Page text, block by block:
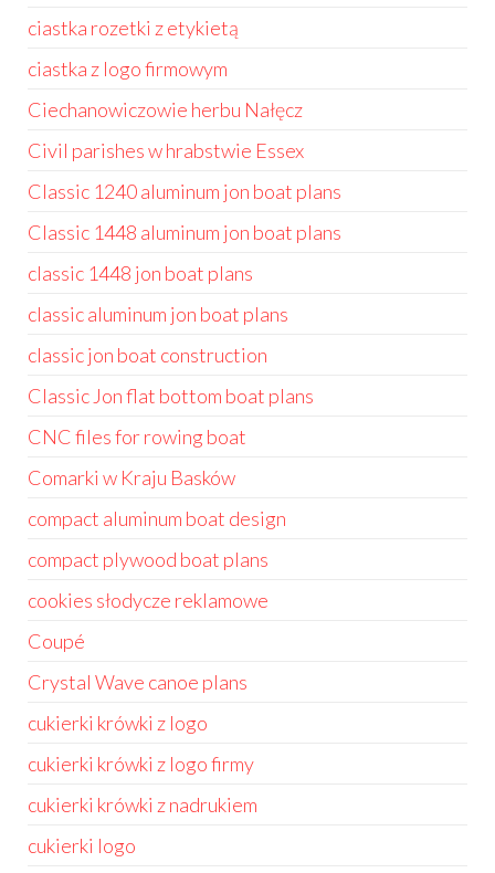
ciastka rozetki z etykietą
ciastka z logo firmowym
Ciechanowiczowie herbu Nałęcz
Civil parishes w hrabstwie Essex
Classic 1240 aluminum jon boat plans
Classic 1448 aluminum jon boat plans
classic 1448 jon boat plans
classic aluminum jon boat plans
classic jon boat construction
Classic Jon flat bottom boat plans
CNC files for rowing boat
Comarki w Kraju Basków
compact aluminum boat design
compact plywood boat plans
cookies słodycze reklamowe
Coupé
Crystal Wave canoe plans
cukierki krówki z logo
cukierki krówki z logo firmy
cukierki krówki z nadrukiem
cukierki logo